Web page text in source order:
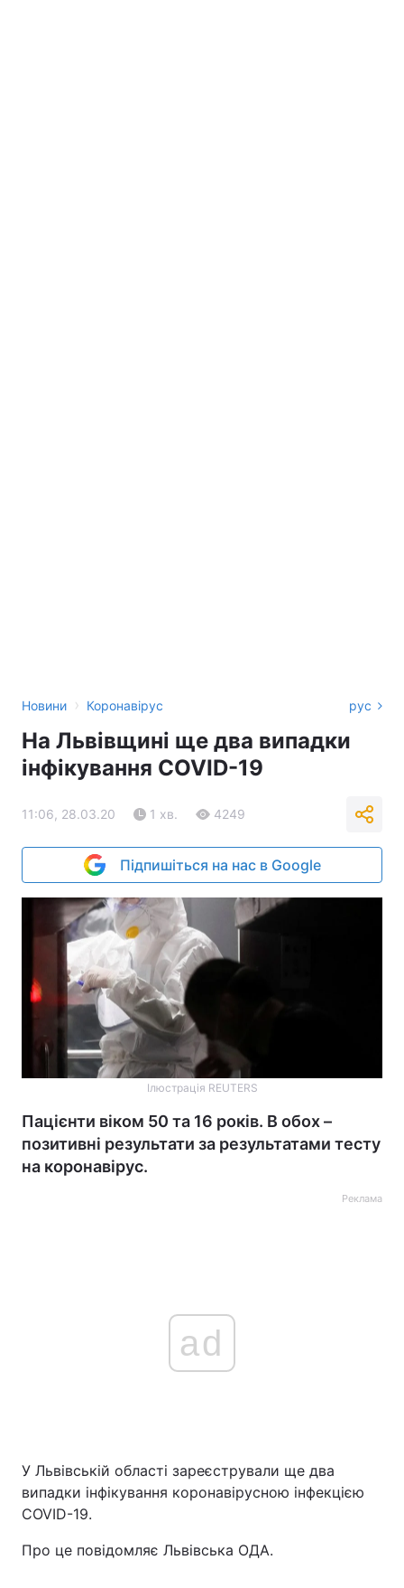
Новини › Коронавірус рус
На Львівщині ще два випадки
інфікування COVID-19
11:06, 28.03.20 1 хв. 4249
Підпишіться на нас в Google
Ілюстрація REUTERS
Пацієнти віком 50 та 16 років. В обох –
позитивні результати за результатами тесту
на коронавірус.
Реклама
ad
У Львівській області зареєстрували ще два
випадки інфікування коронавірусною інфекцією
COVID-19.
Про це повідомляє Львівська ОДА.